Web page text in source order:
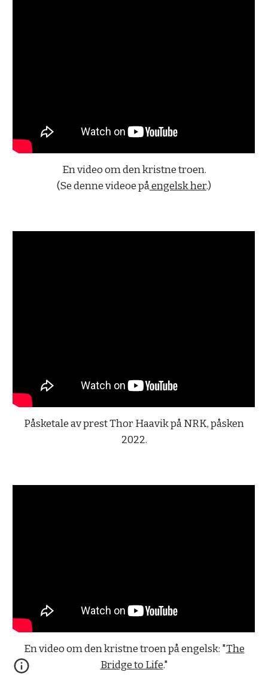
En video om den kristne troen.
(Se denne videoe påengelsk her.)
Påsketale av prest Thor Haavik på NRK, påsken
2022.
En video om den kristne troen på engelsk: "The
Bridge to Life."